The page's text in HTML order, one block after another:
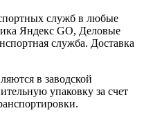
служб в любые
Яндекс GO, Деловые
служба. Доставка
в заводской
упаковку за счет